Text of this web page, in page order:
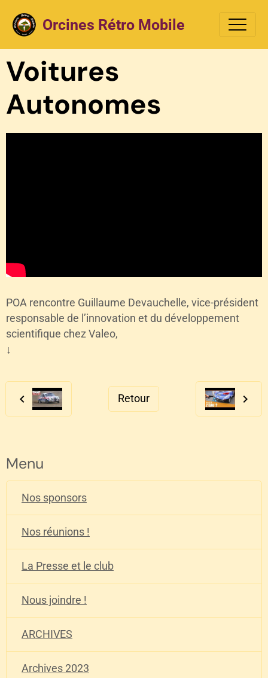
Orcines Rétro Mobile
Voitures
Autonomes
POA rencontre Guillaume Devauchelle, vice-président
responsable de l’innovation et du développement
scientifique chez Valeo,
↓
Retour
Menu
Nos sponsors
Nos réunions !
La Presse et le club
Nous joindre !
ARCHIVES
Archives 2023